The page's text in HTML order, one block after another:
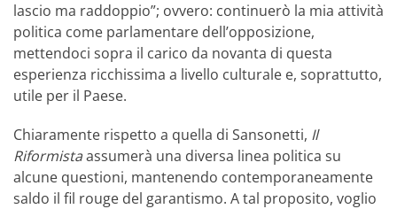
lascio ma raddoppio”; ovvero: continuerò la mia attività
politica come parlamentare dell’opposizione,
mettendoci sopra il carico da novanta di questa
esperienza ricchissima a livello culturale e, soprattutto,
utile per il Paese.
Chiaramente rispetto a quella di Sansonetti, Il
Riformistaassumerà una diversa linea politica su
alcune questioni, mantenendo contemporaneamente
saldo il fil rouge del garantismo. A tal proposito, voglio